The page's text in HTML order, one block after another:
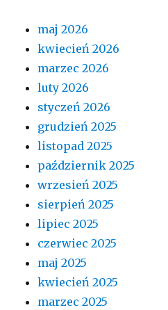
maj 2026
kwiecień 2026
marzec 2026
luty 2026
styczeń 2026
grudzień 2025
listopad 2025
październik 2025
wrzesień 2025
sierpień 2025
lipiec 2025
czerwiec 2025
maj 2025
kwiecień 2025
marzec 2025